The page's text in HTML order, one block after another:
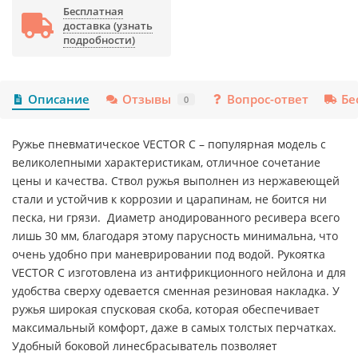
Бесплатная
доставка (узнать
подробности)
Описание Отзывы 0 Вопрос-ответ
Ружье пневматическое VECTOR C – популярная модель с
великолепными характеристикам, отличное сочетание
цены и качества. Ствол ружья выполнен из нержавеющей
стали и устойчив к коррозии и царапинам, не боится ни
песка, ни грязи. Диаметр анодированного ресивера всего
лишь 30 мм, благодаря этому парусность минимальна, что
очень удобно при маневрировании под водой. Рукоятка
VECTOR C изготовлена из антифрикционного нейлона и для
удобства сверху одевается сменная резиновая накладка. У
ружья широкая спусковая скоба, которая обеспечивает
максимальный комфорт, даже в самых толстых перчатках.
Удобный боковой линесбрасыватель позволяет